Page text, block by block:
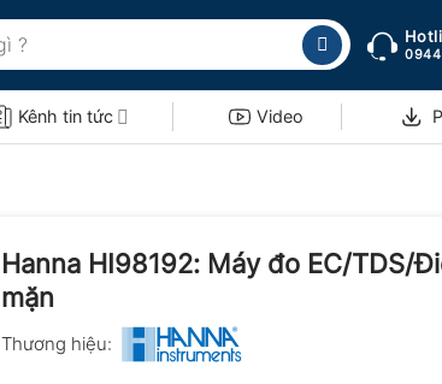
Kênh tin tức Video
Hanna HI98192: Máy đo EC/TDS/
mặn
Thương hiệu: